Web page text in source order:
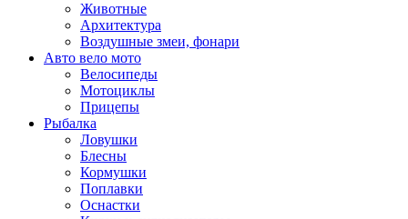
Животные
Архитектура
Воздушные змеи, фонари
Авто вело мото
Велосипеды
Мотоциклы
Прицепы
Рыбалка
Ловушки
Блесны
Кормушки
Поплавки
Оснастки